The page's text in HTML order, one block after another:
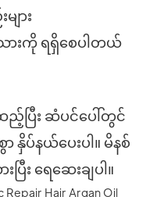
ျား
သားကို ရရှိစေပါတယ်
ြီး ဆံပင်ပေါ်တွင်
နှိပ်နယ်ပေးပါ။ မိနစ်
ြီး ရေဆေးချပါ။